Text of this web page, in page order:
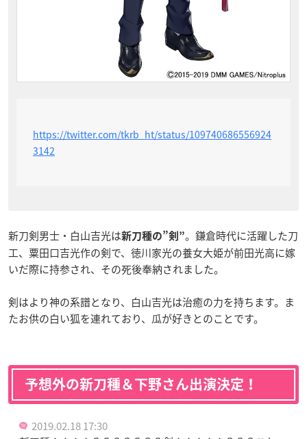
https://twitter.com/tkrb_ht/status/109740686556924
3142
新刀剣男士・白山吉光は新刀種の”剣”。鎌倉時代に活躍した刀
工、粟田口吉光作の剣で、徳川家光の養女大姫が前田光高に嫁
いだ際に持参され、その死後奉納されました。
剣はより神の系譜となり、白山吉光は治癒の力を持ちます。ま
たお供の白い狐を連れており、瓜が好きとのことです。
予想外の新刀種＆下野さん出演決定！
2019.02.18 17:30